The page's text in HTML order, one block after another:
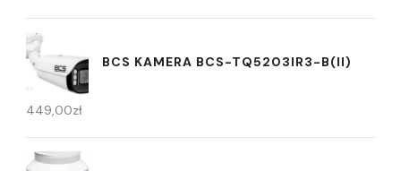
BCS KAMERA BCS-TQ5203IR3-B(II)
449,00zł